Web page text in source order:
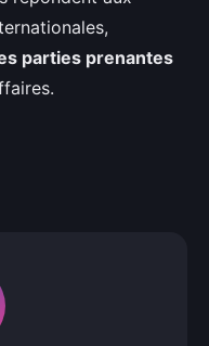
parties prenantes